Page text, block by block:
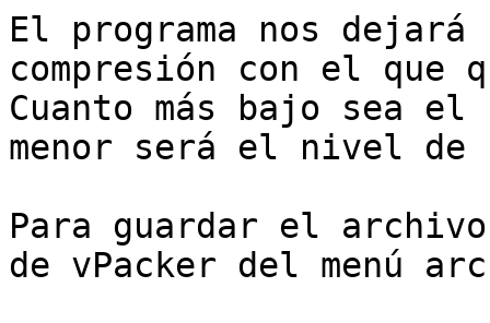
El programa nos
compresión con el que
Cuanto más bajo sea el
menor será el nivel de
Para guardar el
de vPacker del menú